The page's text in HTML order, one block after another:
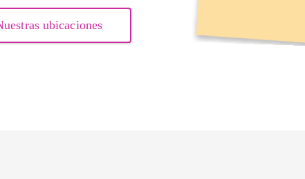
ubicaciones